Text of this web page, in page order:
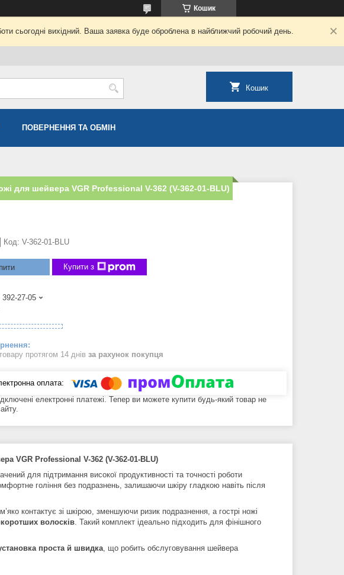
Кошик
сьогодні вихідний. Ваша заявка буде оброблена в найближчий робочий день.
Кошик
ПОВЕРНЕННЯ ТА ОБМІН
для шейвера VGR Professional V-362 (V-362-01-BLU)
Код: V-362-01-BLU
Купити з
27-05
протягом 14 днів за рахунок покупця
електронні платежі. Тепер ви можете купити будь-який товар не
VGR Professional V-362 (V-362-01-BLU)
для підтримання високої продуктивності та точності роботи
гоління без подразнень, залишаючи шкіру гладкою навіть після
контактує зі шкірою, зменшуючи ризик подразнення, а гострі ножі
волосків. Такий комплект ідеально підходить для фінішного
проста й швидка, що робить обслуговування шейвера